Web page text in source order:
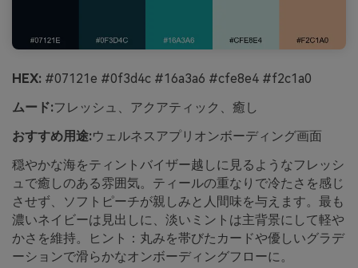
HEX: #07121e #0f3d4c #16a3a6 #cfe8e4 #f2c1a0
ムード:フレッシュ、アクアティック、癒し
おすすめ用途:ウェルネスアプリオンボーディング画面
穏やかな海をティントバイザー越しに見るようなフレッシ
ュで癒しのある雰囲気。ティールの重なりで冷たさを感じ
させず、ソフトピーチが親しみと人間味を与えます。最も
濃いネイビーは見出しに、淡いミントは主背景にして軽や
かさを維持。ヒント：丸みを帯びたカードや優しいグラデ
ーションで滑らかなオンボーディングフローに。